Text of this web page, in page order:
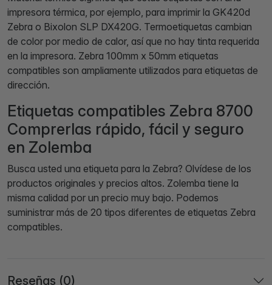
impresora térmica, por ejemplo, para imprimir la GK420d
Zebra o Bixolon SLP DX420G. Termoetiquetas cambian
de color por medio de calor, así que no hay tinta requerida
en la impresora. Zebra 100mm x 50mm etiquetas
compatibles son ampliamente utilizados para etiquetas de
dirección.
Etiquetas compatibles Zebra 8700
Comprerlas rápido, fácil y seguro
en Zolemba
Busca usted una etiqueta para la Zebra? Olvídese de los
productos originales y precios altos. Zolemba tiene la
misma calidad por un precio muy bajo. Podemos
suministrar más de 20 tipos diferentes de etiquetas Zebra
compatibles.
Reseñas (0)